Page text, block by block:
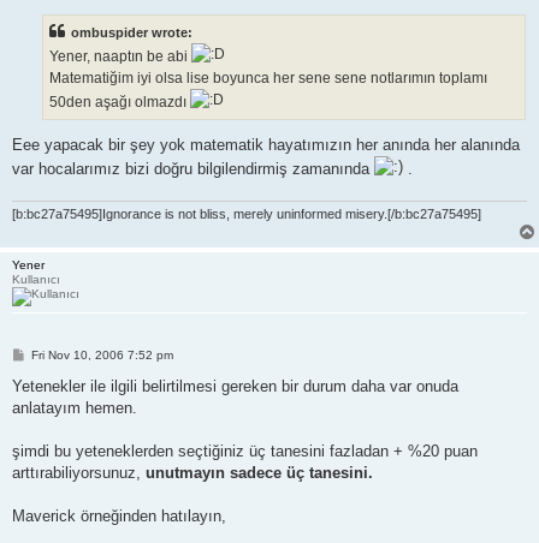
ombuspider wrote:
Yener, naaptın be abi
Matematiğim iyi olsa lise boyunca her sene sene notlarımın toplamı
50den aşağı olmazdı
Eee yapacak bir şey yok matematik hayatımızın her anında her alanında
var hocalarımız bizi doğru bilgilendirmiş zamanında
[b:bc27a75495]Ignorance is not bliss, merely uninformed misery.[/b:bc27a75495]
Yener
Kullanıcı
P
s
Fri Nov 10, 2006 7:52 pm
Yetenekler ile ilgili belirtilmesi gereken bir durum daha var onuda
anlatayım hemen.
şimdi bu yeteneklerden seçtiğiniz üç tanesini fazladan + %20 puan
arttırabiliyorsunuz, unutmayın sadece üç tanesini.
Maverick örneğinden hatılayın,